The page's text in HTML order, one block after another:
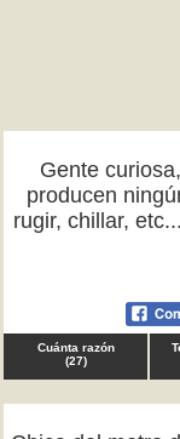
Gente
producen
rugir, chillar,
Cuánta razón
(27)